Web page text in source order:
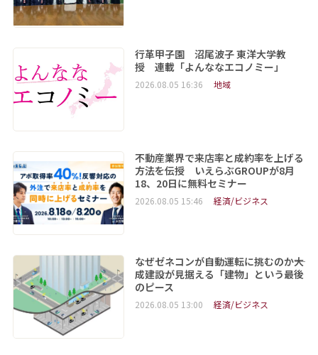
行革甲子園 沼尾波子 東洋大学教
授 連載「よんななエコノミー」
2026.08.05 16:36 地域
不動産業界で来店率と成約率を上げる
方法を伝授 いえらぶGROUPが8月
18、20日に無料セミナー
2026.08.05 15:46 経済/ビジネス
なぜゼネコンが自動運転に挑むのか――大
成建設が見据える「建物」という最後
のピース
2026.08.05 13:00 経済/ビジネス